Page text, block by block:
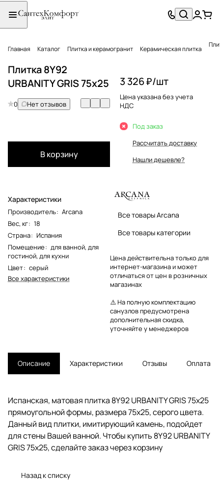
Главная Каталог Плитка и керамогранит Керамическая плитка
Плитка 8Y92
URBANITY GRIS 75x25
0 Нет отзывов
В корзину
Характеристики
Производитель: Arcana
Вес, кг: 18
Страна: Испания
Помещение: для ванной, для
гостиной, для кухни
Цвет: серый
Все характеристики
3 326 ₽/шт
Цена указана без учета
НДС
Под заказ
Рассчитать доставку
Нашли дешевле?
Все товары Arcana
Все товары категории
Цена действительна только для
интернет-магазина и может
отличаться от цен в розничных
магазинах
⚠️ На полную комплектацию
санузлов предусмотрена
дополнительная скидка,
уточняйте у менеджеров
Описание Характеристики Отзывы Оплата
Испанская, матовая плитка 8Y92 URBANITY GRIS 75x25
прямоугольной формы, размера 75x25, серого цвета.
Данный вид плитки, имитирующий камень, подойдет
для стены Вашей ванной. Чтобы купить 8Y92 URBANITY
GRIS 75x25, сделайте заказ через корзину
Назад к списку